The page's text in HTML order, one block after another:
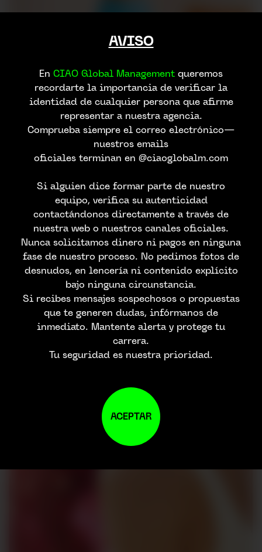
AVISO
En CIAO Global Management queremos
recordarte la importancia de verificar la
identidad de cualquier persona que afirme
representar a nuestra agencia.
Comprueba siempre el correo electrónico—
nuestros emails
oficiales terminan en @ciaoglobalm.com
Si alguien dice formar parte de nuestro
equipo, verifica su autenticidad
contactándonos directamente a través de
nuestra web o nuestros canales oficiales.
Nunca solicitamos dinero ni pagos en ninguna
fase de nuestro proceso. No pedimos fotos de
desnudos, en lencería ni contenido explícito
bajo ninguna circunstancia.
Si recibes mensajes sospechosos o propuestas
que te generen dudas, infórmanos de
inmediato. Mantente alerta y protege tu
carrera.
Tu seguridad es nuestra prioridad.
ACEPTAR